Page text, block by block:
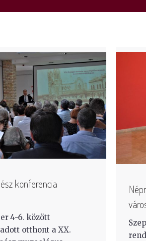
konferencia
4-6. között
otthont a XX.